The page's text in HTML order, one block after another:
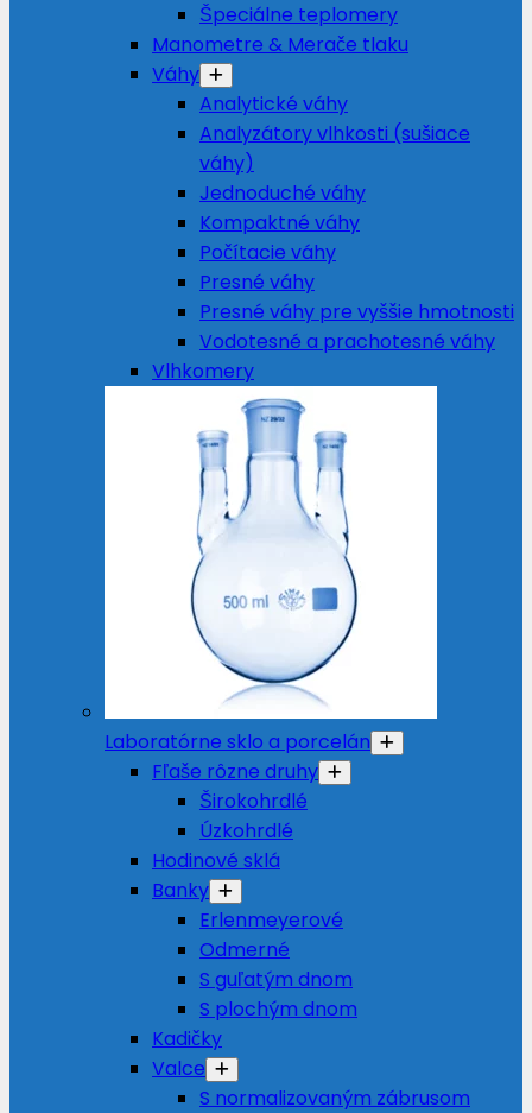
Špeciálne teplomery
Manometre & Merače tlaku
Váhy
Analytické váhy
Analyzátory vlhkosti (sušiace
váhy)
Jednoduché váhy
Kompaktné váhy
Počítacie váhy
Presné váhy
Presné váhy pre vyššie hmotnosti
Vodotesné a prachotesné váhy
Vlhkomery
Laboratórne sklo a porcelán
Fľaše rôzne druhy
Širokohrdlé
Úzkohrdlé
Hodinové sklá
Banky
Erlenmeyerové
Odmerné
S guľatým dnom
S plochým dnom
Kadičky
Valce
S normalizovaným zábrusom